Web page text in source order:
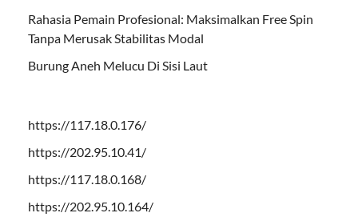
Rahasia Pemain Profesional: Maksimalkan Free Spin
Tanpa Merusak Stabilitas Modal
Burung Aneh Melucu Di Sisi Laut
https://117.18.0.176/
https://202.95.10.41/
https://117.18.0.168/
https://202.95.10.164/